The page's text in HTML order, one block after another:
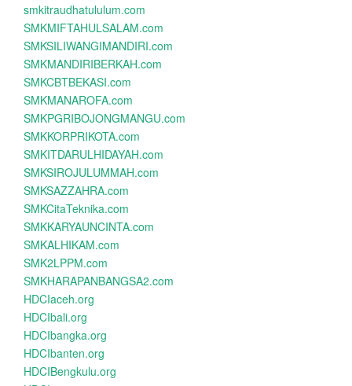
smkitraudhatululum.com
SMKMIFTAHULSALAM.com
SMKSILIWANGIMANDIRI.com
SMKMANDIRIBERKAH.com
SMKCBTBEKASI.com
SMKMANAROFA.com
SMKPGRIBOJONGMANGU.com
SMKKORPRIKOTA.com
SMKITDARULHIDAYAH.com
SMKSIROJULUMMAH.com
SMKSAZZAHRA.com
SMKCitaTeknika.com
SMKKARYAUNCINTA.com
SMKALHIKAM.com
SMK2LPPM.com
SMKHARAPANBANGSA2.com
HDCIaceh.org
HDCIbali.org
HDCIbangka.org
HDCIbanten.org
HDCIBengkulu.org